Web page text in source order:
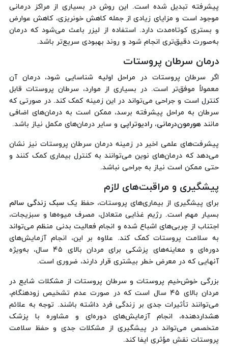
پیشرفته تبدیل شده است. این روش در بسیاری از مراکز درمانی
موجود است و مزایای زیادی از جمله کاهش خونریزی، کاهش عوارض
و بستری کوتاه‌مدت دارد. استفاده از لیزر باعث می‌شود که درمان
به‌صورت دقیق‌تری انجام شود و روند بهبودی سریع‌تر باشد.
درمان سرطان پروستات
اگر سرطان پروستات در مراحل اولیه شناسایی شود، درمان آن
معمولاً موفق‌تر است. در بسیاری از موارد، سرطان پروستات قابل
کنترل است و جراحی می‌تواند در این زمینه کمک کند. در صورتی که
سرطان به مراحل پیشرفته برسد، ممکن است به درمان‌های اضافی
مانند هورمون‌درمانی، رادیوتراپی و سایر درمان‌های مکمل نیاز باشد.
پیشرفت‌های علمی اخیر در زمینه درمان سرطان پروستات نیز نشان
می‌دهد که درمان‌های نوین می‌توانند به کنترل بیماری کمک کنند و
حتی ممکن است نیاز به جراحی نباشد.
پیشگیری و مراقبت‌های لازم
برای پیشگیری از بیماری‌های پروستات، حفظ یک سبک زندگی سالم
بسیار مهم است. رژیم غذایی متعادل، مصرف میوه‌ها و سبزیجات،
اجتناب از چربی‌های اشباع شده و انجام فعالیت بدنی منظم می‌تواند
به سلامت پروستات کمک کند. علاوه بر این، انجام آزمایش‌های
دوره‌ای و معاینه‌های پزشکی برای مردان بالای ۴۵ سال، به‌ویژه
آنهایی که در معرض خطر بیشتری قرار دارند، ضروری است.
بزرگی خوش‌خیم پروستات و سرطان پروستات از مشکلات شایع در
مردان بالای ۴۵ سال است که در صورت عدم تشخیص زودهنگام،
می‌توانند تأثیرات جدی بر زندگی فرد داشته باشند. توجه به علائم
هشداردهنده، انجام آزمایش‌های دوره‌ای و مشاوره با پزشک
متخصص می‌تواند در پیشگیری از مشکلات جدی و حفظ سلامت
پروستات نقش مؤثری ایفا کند.